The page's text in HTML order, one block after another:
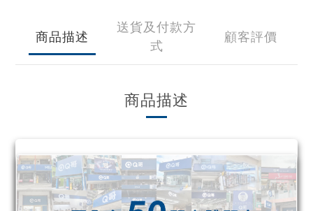
商品描述
送貨及付款方
式
顧客評價
商品描述